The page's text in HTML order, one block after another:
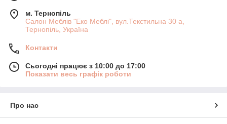
м. Тернопіль
Салон Меблів "Еко Меблі", вул.Текстильна 30 а,
Тернопіль, Україна
Контакти
Сьогодні працює з 10:00 до 17:00
Показати весь графік роботи
Про нас